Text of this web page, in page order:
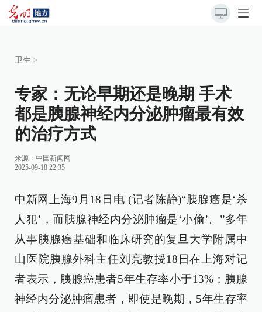
卫生 >
专家：无论早期还是晚期 手术
都是胰腺神经内分泌肿瘤最有效
的治疗方式
来源： 中国新闻网
2025-09-18 22:35
中新网上海9月18日电 (记者陈静)“胰腺癌是‘杀
人犯’，而胰腺神经内分泌肿瘤是‘小偷’。”多年
从事胰腺癌基础和临床研究的复旦大学附属中
山医院胰腺外科主任刘亮教授18日在上海对记
者表示，胰腺癌患者5年生存率小于13%；胰腺
神经内分泌肿瘤患者，即使是晚期，5年生存率